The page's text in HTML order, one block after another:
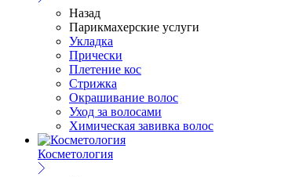
Назад
Парикмахерские услуги
Укладка
Прически
Плетение кос
Стрижка
Окрашивание волос
Уход за волосами
Химическая завивка волос
Косметология